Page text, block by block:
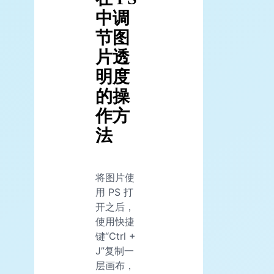
中调
节图
片透
明度
的操
作方
法
将图片使
用 PS 打
开之后，
使用快捷
键“Ctrl +
J”复制一
层画布，